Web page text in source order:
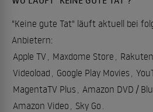
"Keine gute Tat" läuft aktuell bei
Anbietern:
Apple TV Maxdome Store
Videoload
Google Play Movies
MagentaTV Plus Amazon DVD /
Amazon Video
Sky Go